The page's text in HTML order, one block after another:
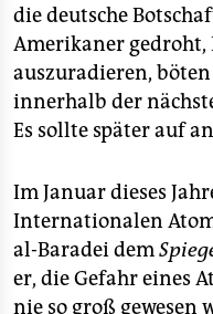
die deutsche
Amerikaner gedroht,
auszuradieren,
innerhalb der
Es sollte später auf
Im Januar dieses
Internationalen
al-Baradei dem
er, die Gefahr eines
nie so groß gewesen